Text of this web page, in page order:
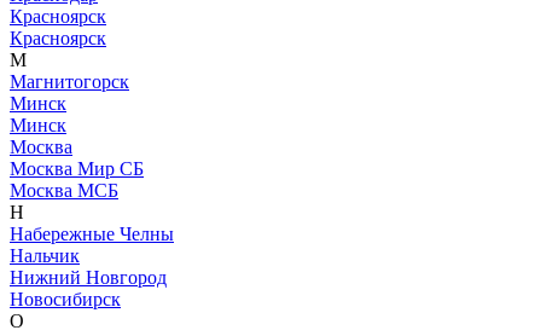
Красноярск
Красноярск
М
Магнитогорск
Минск
Минск
Москва
Москва Мир СБ
Москва МСБ
Н
Набережные Челны
Нальчик
Нижний Новгород
Новосибирск
О